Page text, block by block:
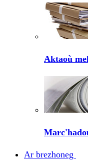
Aktaoù
Ar brezhoneg